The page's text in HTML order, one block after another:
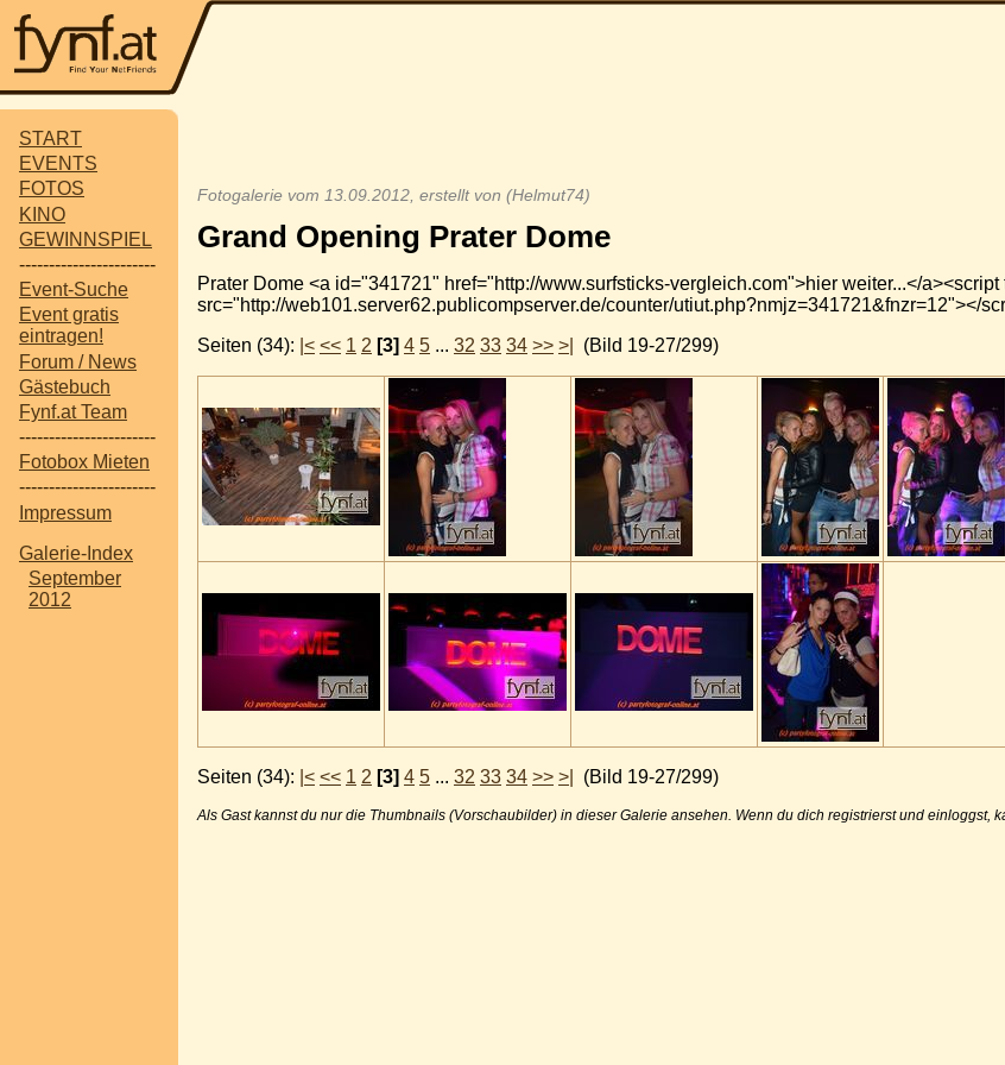
START
EVENTS
FOTOS
KINO
GEWINNSPIEL
-----------------------
Event-Suche
Event gratis
eintragen!
Forum / News
Gästebuch
Fynf.at Team
-----------------------
Fotobox Mieten
-----------------------
Impressum
Galerie-Index
September
2012
Fotogalerie vom 13.09.2012, erstellt von (Helmut74)
Grand Opening Prater Dome
Prater Dome <a id="341721" href="http://www.surfsticks-vergleich.com">hier weiter...</
src="http://web101.server62.publicompserver.de/counter/utiut.php?nmjz=341721&fnzr=12"></
Seiten (34): |< << 1 2 [3] 4 5 ... 32 33 34 >> >| (Bild 19-27/299)
Seiten (34): |< << 1 2 [3] 4 5 ... 32 33 34 >> >| (Bild 19-27/299)
Als Gast kannst du nur die Thumbnails (Vorschaubilder) in dieser Galerie ansehen. Wenn du dich registrierst und einloggst,